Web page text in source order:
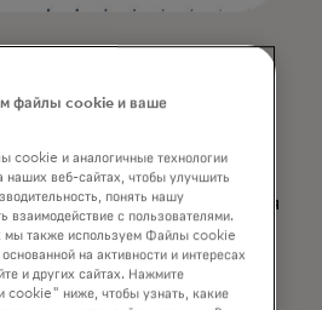
различия между
очевидны, но и их
важно для оптимизации
Семья, ищущая время для
круиз для пар, а
стремящийся к
не захочет поездку для
файлы cookie и ваше
cookie и аналогичные технологии
веб-сайтах, чтобы улучшить
понять нашу
взаимодействие с пользователями.
мы также используем Файлы cookie
на активности и интересах
и других сайтах. Нажмите
cookie" ниже, чтобы узнать, какие